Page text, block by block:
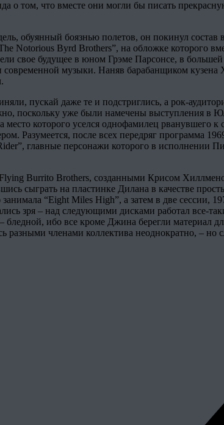
о том, что вместе они могли бы писать
обуянный боязнью полетов, он покинул состав
Notorious Byrd Brothers”, на обложке которого
свое будущее в юном Грэме Парсонсе, в
музыки. Наняв барабанщиком кузена
пускай даже те и подстриглись, а рок-
поскольку уже были намечены выступления в
которого уселся однофамилец рванувшего
Разумеется, после всех передряг программа
главные персонажи которого в
Burrito Brothers, созданными Крисом
сыграть на пластинке Дилана в качестве
“Eight Miles High”, а затем в две сессии,
зря – над следующими дисками работал все-
ибо все кроме Джина берегли материал
членами коллектива неоднократно, – но